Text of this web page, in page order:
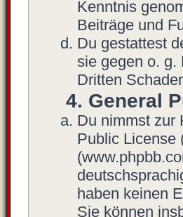
Kenntnis
Beiträge und
Du gestattest
sie gegen o. g.
Dritten
4. General
Du nimmst zur
Public License
haben keinen
Sie können